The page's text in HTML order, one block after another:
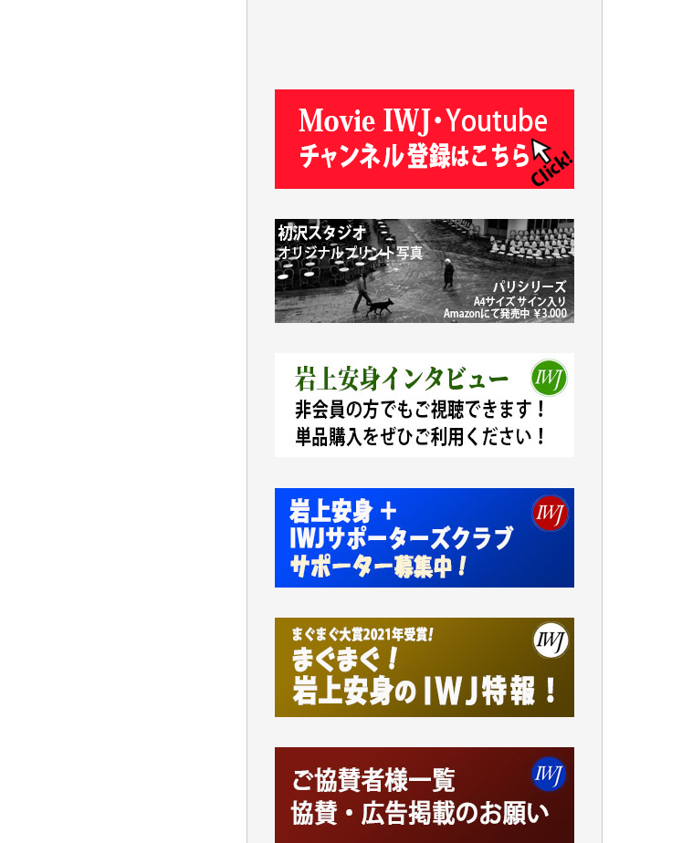
山本賢二 様
吉住俊昭 様
徳山匡 様
金 盛起 様
塩川 晃平 様
松本益美 様
及川昭男 様
岩井祐子 様
藤田英之 様
藤岡比左志 様
井出 隆太 様
諸般の事情によりIWJ会費払えず今は非会員
です。市民側に立つ講演会にIWJのカメラマ
ンをよく拝見しております。コンテンツが失
お役立てください。（H.O.様）
今日、僅かですがカンパしました。（T.M.
様）
今日、僅かですがカンパしました。IWJの危
の妻を抱えている私にとっては精一杯のカン
パです。
かねてよりIWJが発してきた膨大な取材記事
や解説記事、そして各界の方々とのインタビ
ューは大袈裟ではなく、極めて重要な知的財
Windows7の頃はIWJの動画もRealPlayerで録
画できて、かなりの動画をDVDに焼きこんで
保存していました。
しかし、それが出来なくなって以降はExcelな